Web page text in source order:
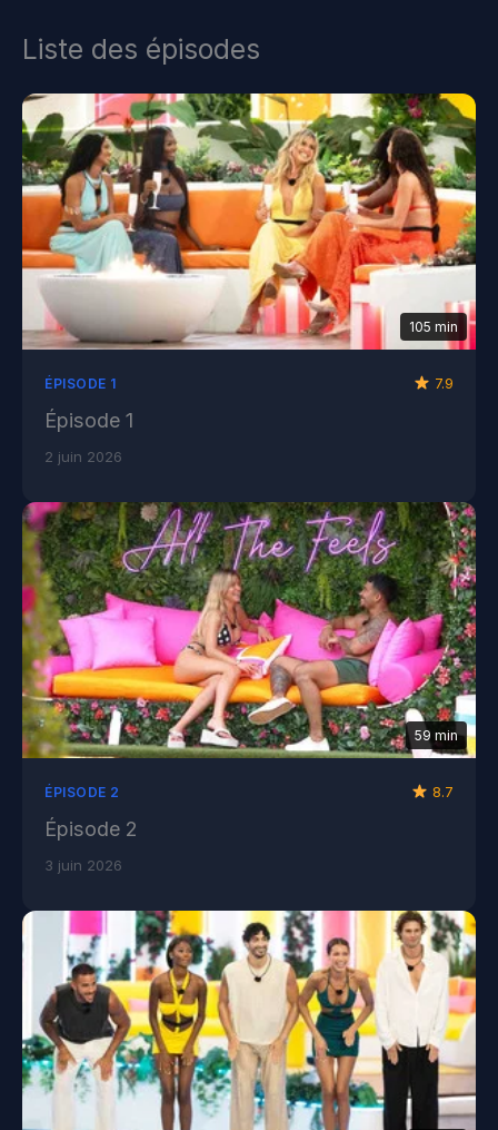
Liste des épisodes
105 min
ÉPISODE 1 7.9
Épisode 1
2 juin 2026
59 min
ÉPISODE 2 8.7
Épisode 2
3 juin 2026